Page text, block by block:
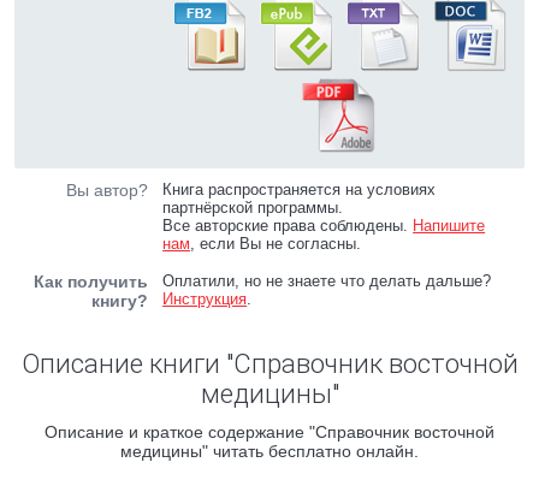
Вы автор?
Книга распространяется на условиях
партнёрской программы.
Все авторские права соблюдены. Напишите
нам, если Вы не согласны.
Как получить
книгу?
Оплатили, но не знаете что делать дальше?
Инструкция.
Описание книги "Справочник восточной
медицины"
Описание и краткое содержание "Справочник восточной
медицины" читать бесплатно онлайн.